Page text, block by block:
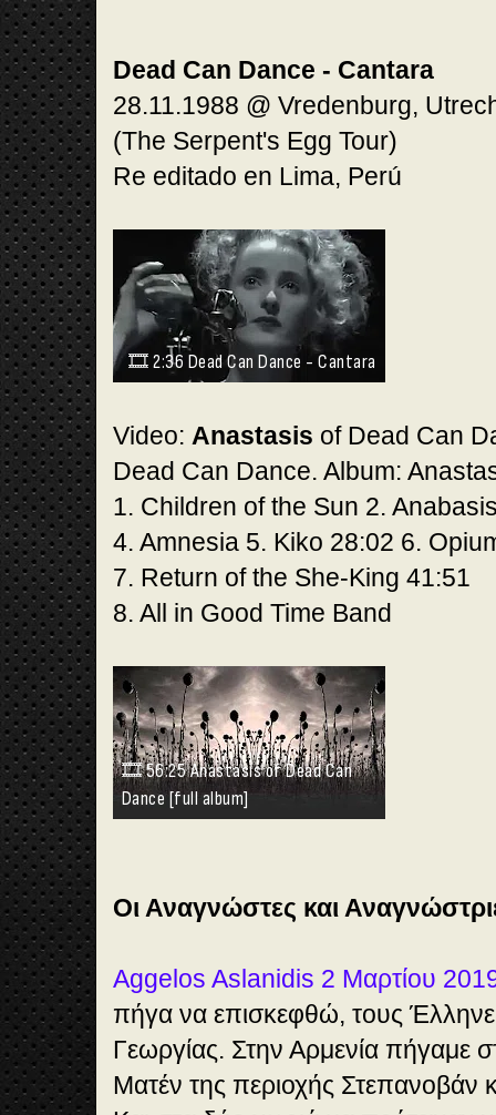
Dead Can Dance - Cantara
28.11.1988 @ Vredenburg,
(The Serpent's Egg Tour)
Re editado en Lima, Perú
🎞️ 2:36 Dead Can Dance - Cantara
Video: Anastasis of Dead Can
Dead Can Dance. Album:
1. Children of the Sun 2.
4. Amnesia 5. Kiko 28:02 6.
7. Return of the She-King 41:51
8. All in Good Time Band
🎞️56:25 Anastasis of Dead Can
Dance [full album]
Οι Αναγνώστες και
Aggelos Aslanidis 2 Μαρτίου
πήγα να επισκεφθώ, τους
Γεωργίας. Στην Αρμενία πήγαμε
Ματέν της περιοχής Στεπανοβάν